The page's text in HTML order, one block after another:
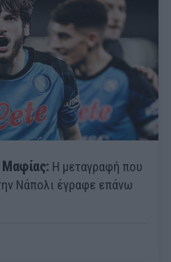
Μαφίας: Η μεταγραφή που
Νάπολι έγραφε επάνω